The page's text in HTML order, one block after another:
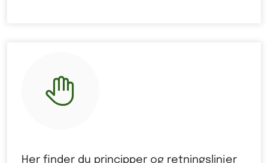
Her finder du principper og retningslinjer